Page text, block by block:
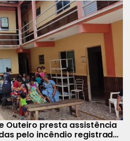
Outeiro presta assistência
pelo incêndio registrado